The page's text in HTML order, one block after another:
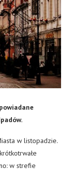
w listopadzie.
w strefie